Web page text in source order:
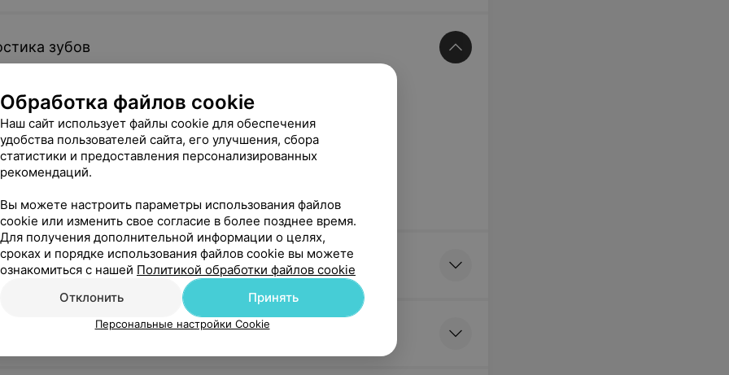
зубов
зубов
Рентгеновский снимок зуба
уточняйте
Записаться
полости рта
и пульпита (терапевтическая стоматология)
Обработка файлов cookie
Наш сайт использует файлы cookie для обеспечения
удобства пользователей сайта, его улучшения, сбора
статистики и предоставления персонализированных
рекомендаций.
Вы можете настроить параметры использования файлов
cookie или изменить свое согласие в более позднее время.
Для получения дополнительной информации о целях,
сроках и порядке использования файлов cookie вы можете
ознакомиться с нашей Политикой обработки файлов cookie
Отклонить
Принять
Персональные настройки Cookie